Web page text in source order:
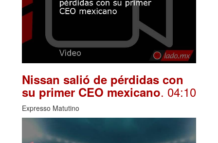
Nissan salió de pérdidas con
su primer CEO mexicano. 04:10
Expresso Matutino